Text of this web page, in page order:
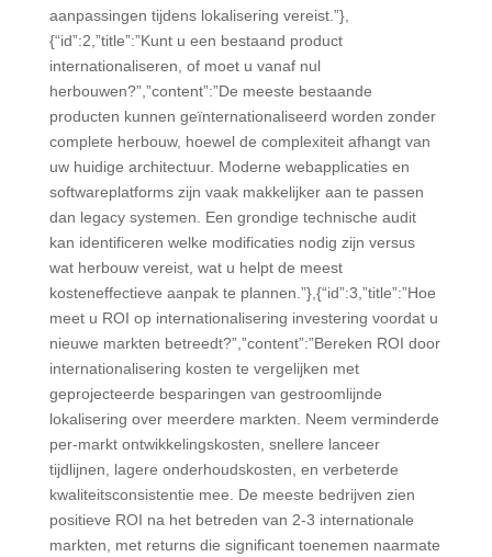
aanpassingen tijdens lokalisering vereist.”},
{“id”:2,”title”:”Kunt u een bestaand product
internationaliseren, of moet u vanaf nul
herbouwen?”,”content”:”De meeste bestaande
producten kunnen geïnternationaliseerd worden zonder
complete herbouw, hoewel de complexiteit afhangt van
uw huidige architectuur. Moderne webapplicaties en
softwareplatforms zijn vaak makkelijker aan te passen
dan legacy systemen. Een grondige technische audit
kan identificeren welke modificaties nodig zijn versus
wat herbouw vereist, wat u helpt de meest
kosteneffectieve aanpak te plannen.”},{“id”:3,”title”:”Hoe
meet u ROI op internationalisering investering voordat u
nieuwe markten betreedt?”,”content”:”Bereken ROI door
internationalisering kosten te vergelijken met
geprojecteerde besparingen van gestroomlijnde
lokalisering over meerdere markten. Neem verminderde
per-markt ontwikkelingskosten, snellere lanceer
tijdlijnen, lagere onderhoudskosten, en verbeterde
kwaliteitsconsistentie mee. De meeste bedrijven zien
positieve ROI na het betreden van 2-3 internationale
markten, met returns die significant toenemen naarmate